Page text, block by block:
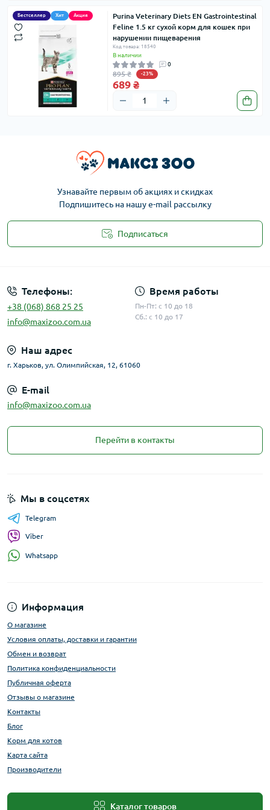
Бестселлер Хит Акция
Purina Veterinary Diets EN Gastrointestinal
Feline 1.5 кг сухой корм для кошек при
нарушении пищеварения
Код товара: 18540
В наличии
0
895 ₴ -23%
689 ₴
Узнавайте первым об акциях и скидках
Подпишитесь на нашу e-mail рассылку
Подписаться
Телефоны:
+38 (068) 868 25 25
info@maxizoo.com.ua
Время работы
Пн-Пт: с 10 до 18
Сб.: с 10 до 17
Наш адрес
г. Харьков, ул. Олимпийская, 12, 61060
E-mail
info@maxizoo.com.ua
Перейти в контакты
Информация
О магазине
Условия оплаты, доставки и гарантии
Обмен и возврат
Политика конфиденциальности
Публичная оферта
Отзывы о магазине
Контакты
Блог
Корм для котов
Карта сайта
Производители
Каталог товаров
Мы в соцсетях
Telegram
Viber
Whatsapp